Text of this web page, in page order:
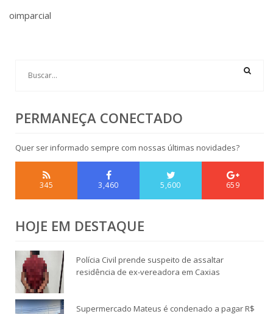
oimparcial
PERMANEÇA CONECTADO
Quer ser informado sempre com nossas últimas novidades?
345 3,460 5,600 659
HOJE EM DESTAQUE
Polícia Civil prende suspeito de assaltar
residência de ex-vereadora em Caxias
Supermercado Mateus é condenado a pagar R$